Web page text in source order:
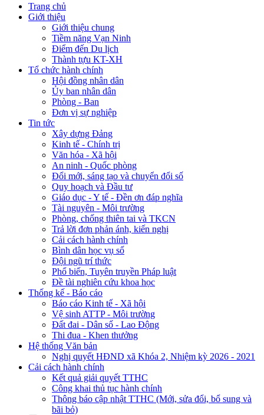
Trang chủ
Giới thiệu
Giới thiệu chung
Tiềm năng Vạn Ninh
Điểm đến Du lịch
Thành tựu KT-XH
Tổ chức hành chính
Hội đồng nhân dân
Ủy ban nhân dân
Phòng - Ban
Đơn vị sự nghiệp
Tin tức
Xây dựng Đảng
Kinh tế - Chính trị
Văn hóa - Xã hội
An ninh - Quốc phòng
Đổi mới, sáng tạo và chuyển đổi số
Quy hoạch và Đầu tư
Giáo dục - Y tế - Đền ơn đáp nghĩa
Tài nguyên - Môi trường
Phòng, chống thiên tai và TKCN
Trả lời đơn phản ánh, kiến nghị
Cải cách hành chính
Bình dân học vụ số
Đội ngũ trí thức
Phổ biến, Tuyên truyền Pháp luật
Đề tài nghiên cứu khoa học
Thống kế - Báo cáo
Báo cáo Kinh tế - Xã hội
Vệ sinh ATTP - Môi trường
Đất đai - Dân số - Lao Động
Thi đua - Khen thưởng
Hệ thống Văn bản
Nghị quyết HĐND xã Khóa 2, Nhiệm kỳ 2026 - 2021
Cải cách hành chính
Kết quả giải quyết TTHC
Công khai thủ tục hành chính
Thông báo cập nhật TTHC (Mới, sửa đổi, bổ sung và
bãi bỏ)